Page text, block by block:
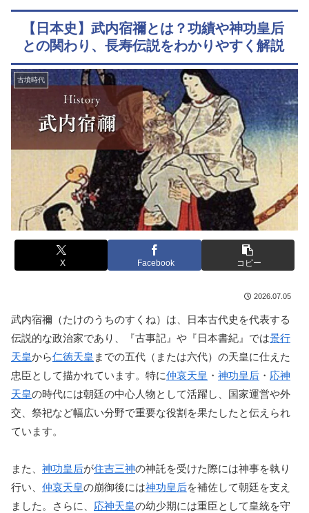
【日本史】武内宿禰とは？功績や神功皇后
との関わり、長寿伝説をわかりやすく解説
古墳時代
X Facebook コピー
2026.07.05
武内宿禰（たけのうちのすくね）は、日本古代史を代表する
伝説的な政治家であり、『古事記』や『日本書紀』では景行
天皇から仁徳天皇 までの五代（または六代）の天皇に仕えた
忠臣として描かれています。特に仲哀天皇 ・ 神功皇后 ・ 応神
天皇の時代には朝廷の中心人物として活躍し、国家運営や外
交、祭祀など幅広い分野で重要な役割を果たしたと伝えられ
ています。
また、 神功皇后が住吉三神の神託を受けた際には神事を執り
行い、 仲哀天皇の崩御後には神功皇后を補佐して朝廷を支え
ました。さらに、 応神天皇の幼少期には重臣として皇統を守